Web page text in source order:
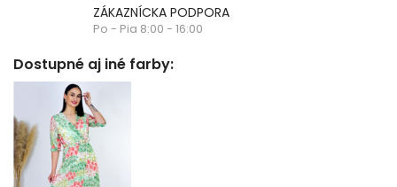
ZÁKAZNÍCKA PODPORA
Po - Pia 8:00 - 16:00
Dostupné aj iné farby: